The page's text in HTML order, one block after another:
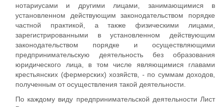
нотариусами и другими лицами, занимающимися в
установленном действующим законодательством порядке
частной практикой, а также физическими лицами,
зарегистрированными в установленном действующим
законодательством порядке и осуществляющими
предпринимательскую деятельность без образования
юридического лица, в том числе являющимися главами
крестьянских (фермерских) хозяйств, - по суммам доходов,
полученным от осуществления такой деятельности.
По каждому виду предпринимательской деятельности Лист